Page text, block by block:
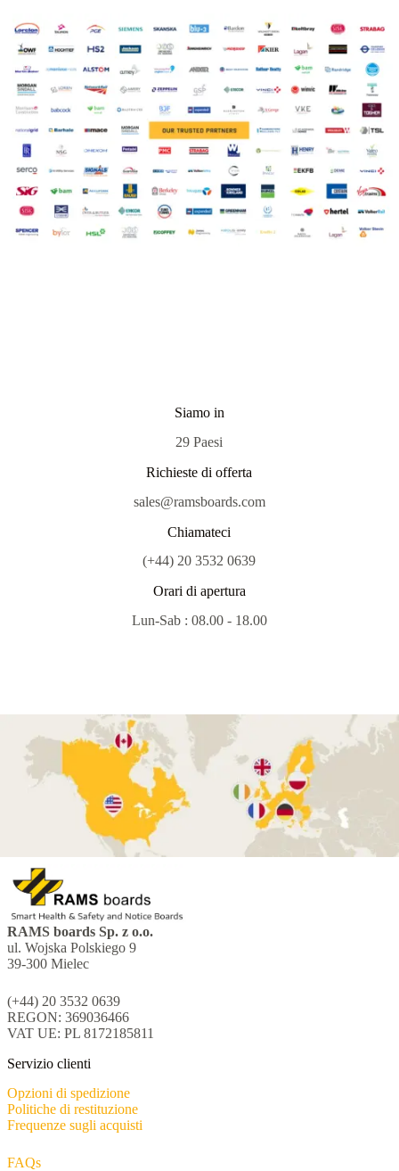
Siamo in
29 Paesi
Richieste di offerta
sales@ramsboards.com
Chiamateci
(+44) 20 3532 0639
Orari di apertura
Lun-Sab : 08.00 - 18.00
RAMS boards Sp. z o.o.
ul. Wojska Polskiego 9
39-300 Mielec
(+44) 20 3532 0639
REGON: 369036466
VAT UE: PL 8172185811
Servizio clienti
Opzioni di spedizione
Politiche di restituzione
Frequenze sugli acquisti
FAQs